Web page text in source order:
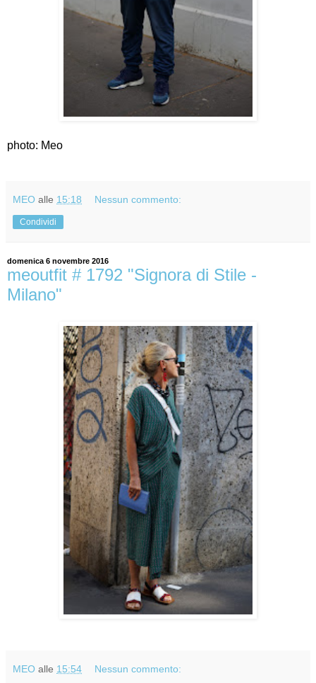
photo: Meo
MEO alle 15:18 Nessun commento:
Condividi
domenica 6 novembre 2016
meoutfit # 1792 "Signora di Stile -
Milano"
MEO alle 15:54 Nessun commento: